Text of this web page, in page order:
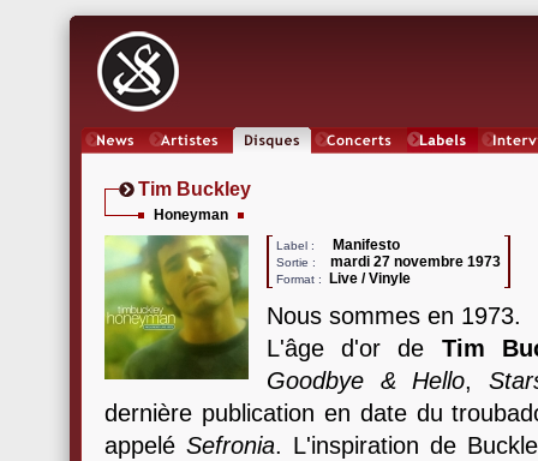
Tim Buckley
Honeyman
Label : Manifesto
Sortie : mardi 27 novembre 1973
Format : Live / Vinyle
Nous sommes en 1973.
L'âge d'or de Tim
Goodbye & Hello,
dernière publication en date du
appeléSefronia. L'inspiration de